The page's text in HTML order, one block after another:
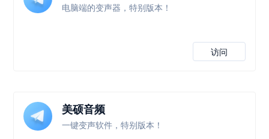
电脑端的变声器，特别版本！
访问
美硕音频
一键变声软件，特别版本！